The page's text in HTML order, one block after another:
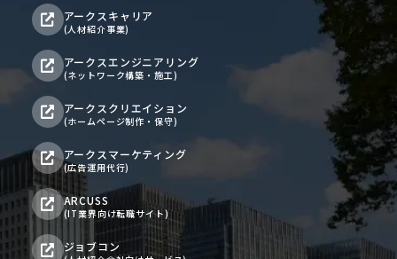
アークスキャリア
(人材紹介事業)
アークスエンジニアリング
(ネットワーク構築・施工)
アークスクリエイション
(ホームページ制作・保守)
アークスマーケティング
(広告運用代行)
ARCUSS
(IT業界向け転職サイト)
ジョブコン